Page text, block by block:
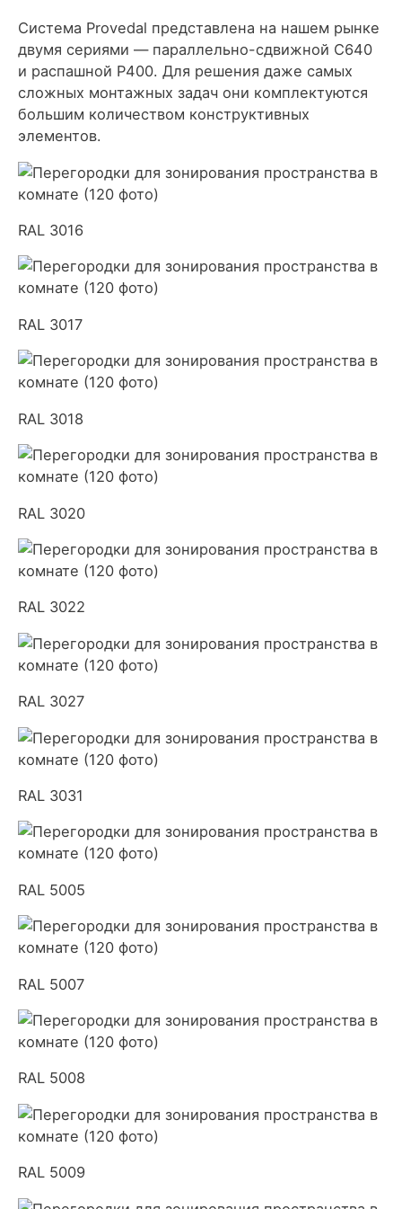
Система Provedal представлена на нашем рынке
двумя сериями — параллельно-сдвижной С640
и распашной Р400. Для решения даже самых
сложных монтажных задач они комплектуются
большим количеством конструктивных
элементов.
RAL 3016
RAL 3017
RAL 3018
RAL 3020
RAL 3022
RAL 3027
RAL 3031
RAL 5005
RAL 5007
RAL 5008
RAL 5009